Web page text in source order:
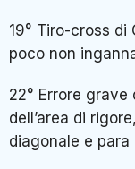
19° Tiro-cross
poco non
22° Errore
dell’area di
diagonale e para